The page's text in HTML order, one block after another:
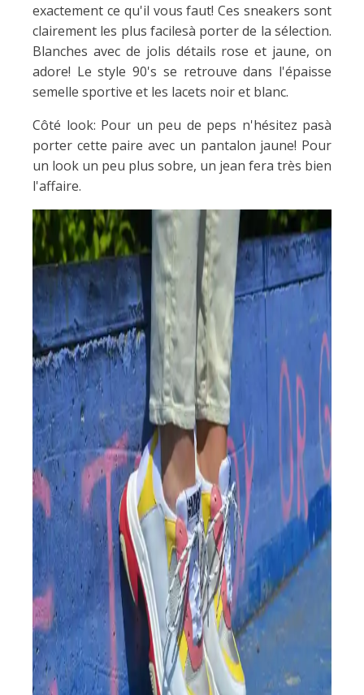
exactement ce qu'il vous faut! Ces sneakers sont
clairement les plus facilesà porter de la sélection.
Blanches avec de jolis détails rose et jaune, on
adore! Le style 90's se retrouve dans l'épaisse
semelle sportive et les lacets noir et blanc.
Côté look: Pour un peu de peps n'hésitez pasà
porter cette paire avec un pantalon jaune! Pour
un look un peu plus sobre, un jean fera très bien
l'affaire.